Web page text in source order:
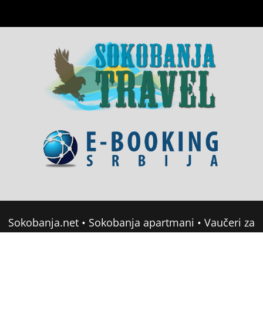
Sokobanja.net • Sokobanja apartmani • Vaučeri za